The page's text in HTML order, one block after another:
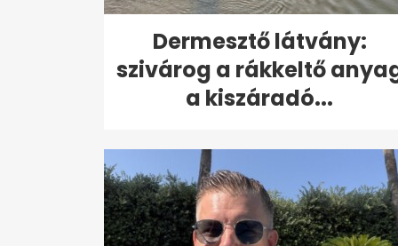
Dermesztő látvány:
szivárog a rákkeltő
a kiszáradó...